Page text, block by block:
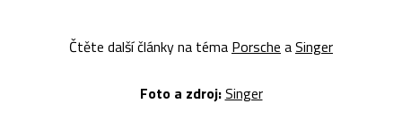
Čtěte další články na téma Porsche aSinger
Foto a zdroj:Singer